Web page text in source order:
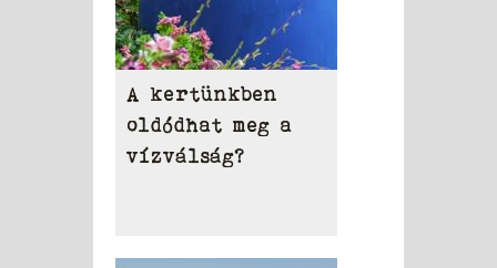
A kertünkben
oldódhat meg a
vízválság?